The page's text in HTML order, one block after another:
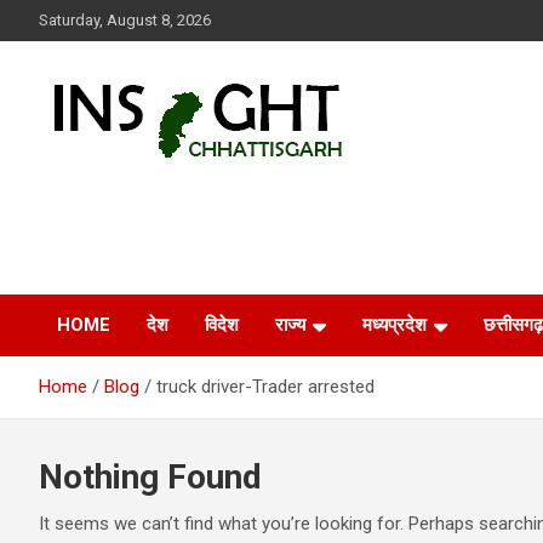
to
Saturday, August 8, 2026
HOME देश विदेश राज्य मध्यप्रदेश छत्तीसगढ़
Home Blog truck driver-Trader arrested
Nothing Found
It seems we can’t find what you’re looking for. Perhaps